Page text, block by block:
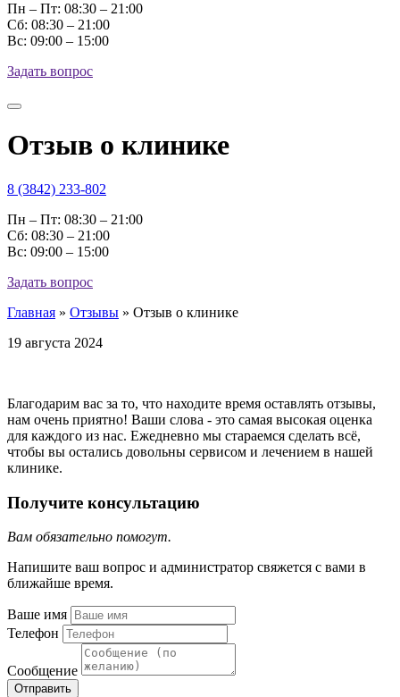
Пн – Пт: 08:30 – 21:00
Cб: 08:30 – 21:00
Вс: 09:00 – 15:00
Задать вопрос
Отзыв о клинике
8 (3842) 233-802
Пн – Пт: 08:30 – 21:00
Cб: 08:30 – 21:00
Вс: 09:00 – 15:00
Задать вопрос
Главная » Отзывы » Отзыв о клинике
19 августа 2024
Благодарим вас за то, что находите время оставлять отзывы,
нам очень приятно! Ваши слова - это самая высокая оценка
для каждого из нас. Ежедневно мы стараемся сделать всё,
чтобы вы остались довольны сервисом и лечением в нашей
клинике.
Получите консультацию
Вам обязательно помогут.
Напишите ваш вопрос и администратор свяжется с вами в
ближайше время.
Ваше имя
Телефон
Сообщение
Отправить